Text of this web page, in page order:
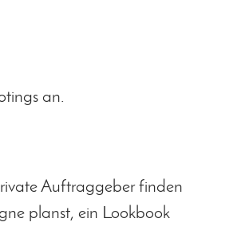
an.
Auftraggeber finden
planst, ein Lookbook